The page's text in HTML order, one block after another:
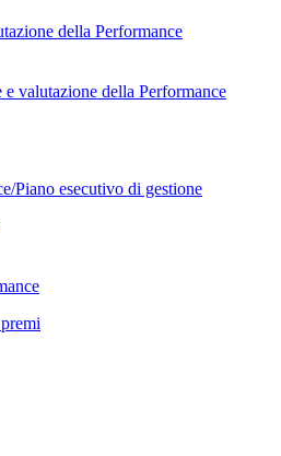
della Performance
e valutazione della Performance
Piano esecutivo di gestione